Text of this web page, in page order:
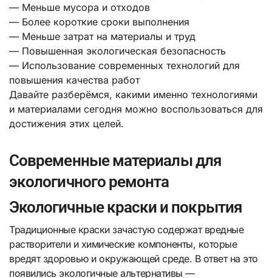
— Меньше мусора и отходов
— Более короткие сроки выполнения
— Меньше затрат на материалы и труд
— Повышенная экологическая безопасность
— Использование современных технологий для
повышения качества работ
Давайте разберёмся, какими именно технологиями
и материалами сегодня можно воспользоваться для
достижения этих целей.
Современные материалы для
экологичного ремонта
Экологичные краски и покрытия
Традиционные краски зачастую содержат вредные
растворители и химические компоненты, которые
вредят здоровью и окружающей среде. В ответ на это
появились экологичные альтернативы —